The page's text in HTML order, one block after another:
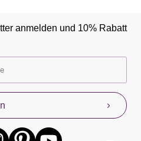
anmelden und 10% Rabatt